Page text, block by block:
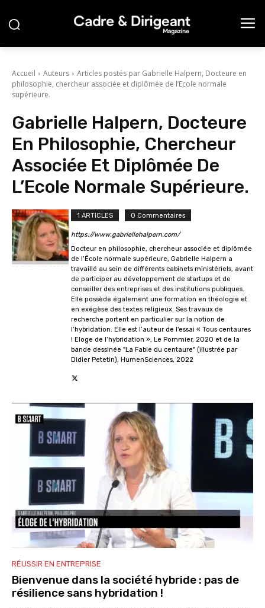
Accueil Auteurs
Articles postés par Gabrielle Halpern, Docteure en
philosophie, chercheur associée et diplômée de l’Ecole normale
supérieure.
Gabrielle Halpern, Docteure
En Philosophie, Chercheur
Associée Et Diplômée De
L’Ecole Normale Supérieure.
1 ARTICLES 0 Commentaires
https://www.gabriellehalpern.com/
Docteur en philosophie, chercheur associée et diplômée
de l’École normale supérieure, Gabrielle Halpern a
travaillé au sein de différents cabinets ministériels, avant
de participer au développement de startups et de
conseiller des entreprises et des institutions publiques.
Elle possède également une formation en théologie et
en exégèse des textes religieux. Ses travaux de
recherche portent en particulier sur la notion de
l’hybridation. Elle est l’auteur de l'essai « Tous centaures
! Eloge de l’hybridation », Le Pommier, 2020 et de la
bande dessinée "La Fable du centaure" (illustrée par
Didier Petetin), HumenSciences, 2022
RÉUSSIR EN ENTREPRISE
Bienvenue dans la société hybride : pas de
résilience sans hybridation !